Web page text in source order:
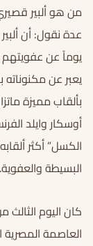
من هو ألبير
عدة نقول: أن
يوماً عن عفويتهم
يعبر عن
بألقاب مميزة
أوسكار وايلد
الكسل” أكثر
البسيطة والعفوية.
العاصمة المصرية